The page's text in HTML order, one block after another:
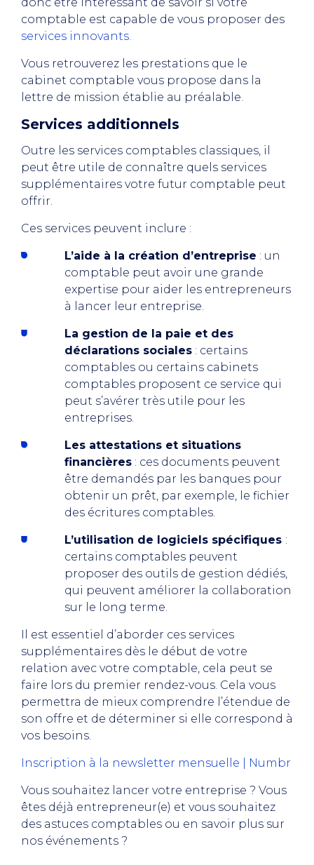
comptable est capable de vous proposer des
services innovants.
Vous retrouverez les prestations que le
cabinet comptable vous propose dans la
lettre de mission établie au préalable.
Services additionnels
Outre les services comptables classiques, il
peut être utile de connaître quels services
supplémentaires votre futur comptable peut
offrir.
Ces services peuvent inclure :
L’aide à la création d’entreprise : un
comptable peut avoir une grande
expertise pour aider les entrepreneurs
à lancer leur entreprise.
La gestion de la paie et des
déclarations sociales : certains
comptables ou certains cabinets
comptables proposent ce service qui
peut s’avérer très utile pour les
entreprises.
Les attestations et situations
financières : ces documents peuvent
être demandés par les banques pour
obtenir un prêt, par exemple, le fichier
des écritures comptables.
L’utilisation de logiciels spécifiques :
certains comptables peuvent
proposer des outils de gestion dédiés,
qui peuvent améliorer la collaboration
sur le long terme.
Il est essentiel d’aborder ces services
supplémentaires dès le début de votre
relation avec votre comptable, cela peut se
faire lors du premier rendez-vous. Cela vous
permettra de mieux comprendre l’étendue de
son offre et de déterminer si elle correspond à
vos besoins.
Inscription à la newsletter mensuelle | Numbr
Vous souhaitez lancer votre entreprise ? Vous
êtes déjà entrepreneur(e) et vous souhaitez
des astuces comptables ou en savoir plus sur
nos événements ?